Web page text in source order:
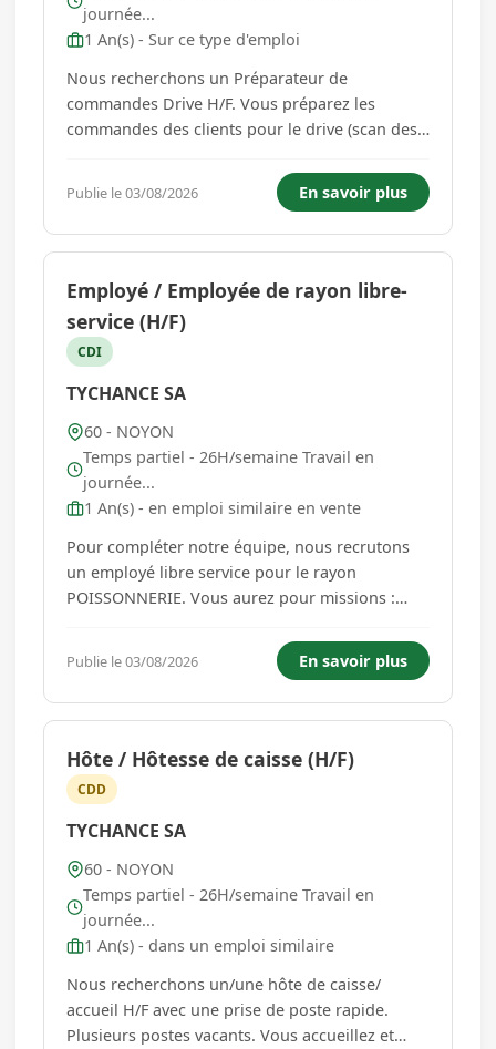
journée...
1 An(s) - Sur ce type d'emploi
Nous recherchons un Préparateur de
commandes Drive H/F. Vous préparez les
commandes des clients pour le drive (scan des
la zone drive). Vous faites preuve de rapidité et
avez un sens de l'accueil client....
Publie le 03/08/2026 En savoir plus
Employé / Employée de rayon libre-
service (H/F)
CDI
TYCHANCE SA
60 - NOYON
Temps partiel - 26H/semaine Travail en
journée...
1 An(s) - en emploi similaire en vente
Pour compléter notre équipe, nous recrutons
un employé libre service pour le rayon
POISSONNERIE. Vous aurez pour missions :
vente selon la réglementation du commerce,
Approvisionner l'ensembl...
Publie le 03/08/2026 En savoir plus
Hôte / Hôtesse de caisse (H/F)
CDD
TYCHANCE SA
60 - NOYON
Temps partiel - 26H/semaine Travail en
journée...
1 An(s) - dans un emploi similaire
Nous recherchons un/une hôte de caisse/
accueil H/F avec une prise de poste rapide.
Plusieurs postes vacants. Vous accueillez et